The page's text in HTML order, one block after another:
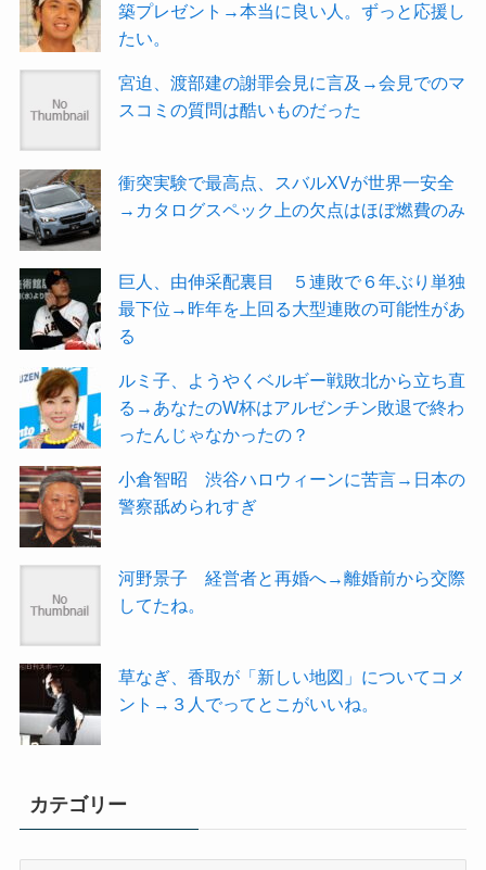
築プレゼント→本当に良い人。ずっと応援し
たい。
宮迫、渡部建の謝罪会見に言及→会見でのマ
スコミの質問は酷いものだった
衝突実験で最高点、スバルXVが世界一安全
→カタログスペック上の欠点はほぼ燃費のみ
巨人、由伸采配裏目 ５連敗で６年ぶり単独
最下位→昨年を上回る大型連敗の可能性があ
る
ルミ子、ようやくベルギー戦敗北から立ち直
る→あなたのW杯はアルゼンチン敗退で終わ
ったんじゃなかったの？
小倉智昭 渋谷ハロウィーンに苦言→日本の
警察舐められすぎ
河野景子 経営者と再婚へ→離婚前から交際
してたね。
草なぎ、香取が「新しい地図」についてコメ
ント→３人でってとこがいいね。
カテゴリー